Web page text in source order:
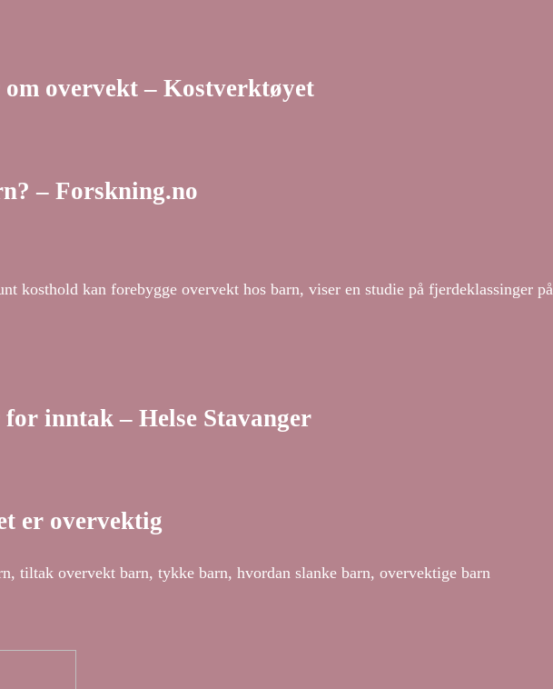
overvekt – Kostverktøyet
– Forskning.no
kosthold kan forebygge overvekt hos barn, viser en studie på fjerdeklassinger på
inntak – Helse Stavanger
er overvektig
tiltak overvekt barn, tykke barn, hvordan slanke barn, overvektige barn